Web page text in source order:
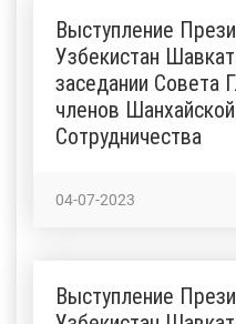
Выступление
Узбекистан
заседании Совета
членов
Сотрудничества
04-07-2023
Выступление